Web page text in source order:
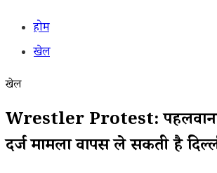
होम
खेल
खेल
Wrestler Protest:
दर्ज मामला वापस ले सकती है